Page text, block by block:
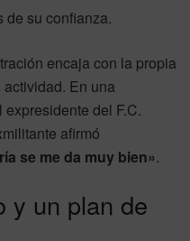
de su confianza.
encaja con la propia
En una
del F.C.
afirmó
se me da muy bien».
y un plan de